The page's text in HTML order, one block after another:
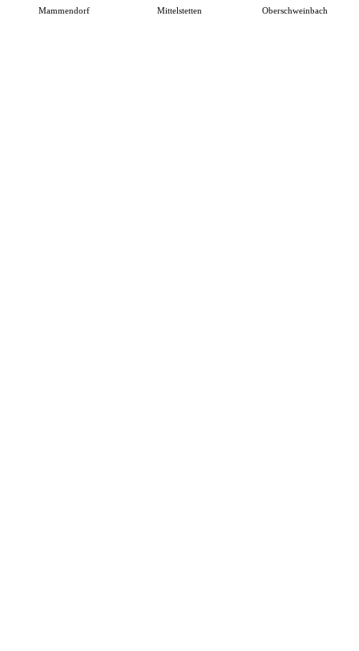
Mammendorf Mittelstetten Oberschweinbach